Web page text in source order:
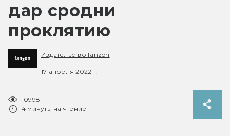
дар сродни
проклятию
Издательство fanzon
17 апреля 2022 г.
10998
4 минуты на чтение